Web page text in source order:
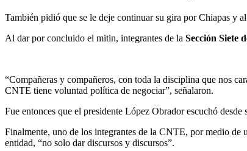
También pidió que se le deje continuar su gira por Chiapas y
Al dar por concluido el mitin, integrantes de la Sección Siete
“Compañeras y compañeros, con toda la disciplina que nos
CNTE tiene voluntad política de negociar”, señalaron.
Fue entonces que el presidente López Obrador escuchó desde
Finalmente, uno de los integrantes de la CNTE, por medio de
entidad, “no solo dar discursos y discursos”.